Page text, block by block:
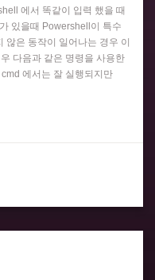
에서 똑같이 입력 했을 때
있을때 Powershell이 특수
은 동작이 일어나는 경우 이
다음과 같은 명령을 사용한
에서는 잘 실행되지만